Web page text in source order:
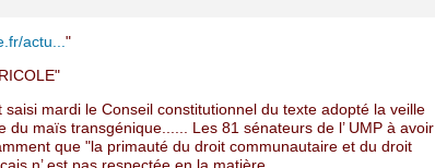
actu..."
saisi mardi le Conseil constitutionnel du texte adopté la veille
du maïs transgénique...... Les 81 sénateurs de l’ UMP à avoir
que "la primauté du droit communautaire et du droit